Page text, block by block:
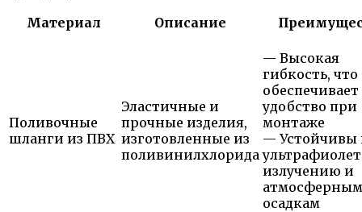
Материал
Описание
Поливочные
шланги из ПВХ
Эластичные и
прочные изделия,
изготовленные из
поливинилхлорида
— Высокая
гибкость, что
обеспечивает
удобство при
монтаже
— Устойчивы
излучению и
атмосферным
осадкам